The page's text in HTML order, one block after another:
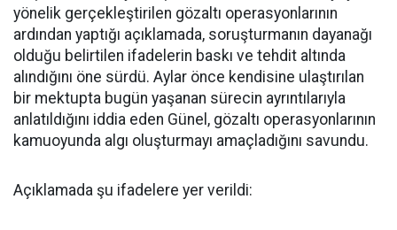
yönelik gerçekleştirilen gözaltı operasyonlarının
ardından yaptığı açıklamada, soruşturmanın dayanağı
olduğu belirtilen ifadelerin baskı ve tehdit altında
alındığını öne sürdü. Aylar önce kendisine ulaştırılan
bir mektupta bugün yaşanan sürecin ayrıntılarıyla
anlatıldığını iddia eden Günel, gözaltı operasyonlarının
kamuoyunda algı oluşturmayı amaçladığını savundu.
Açıklamada şu ifadelere yer verildi: